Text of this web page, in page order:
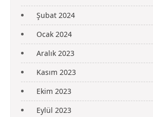
Şubat 2024
Ocak 2024
Aralık 2023
Kasım 2023
Ekim 2023
Eylül 2023